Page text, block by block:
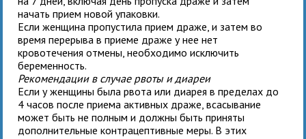
начать прием новой упаковки.
Если женщина пропустила прием драже, и затем во
время перерыва в приеме драже у нее нет
кровотечения отмены, необходимо исключить
беременность.
Рекомендации в случае рвоты и диареи
Если у женщины была рвота или диарея в пределах до
4 часов после приема активных драже, всасывание
может быть не полным и должны быть приняты
дополнительные контрацептивные меры. В этих